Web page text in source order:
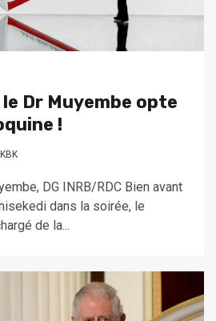
Dr Muyembe opte
!
DG INRB/RDC Bien avant
dans la soirée, le
de la...